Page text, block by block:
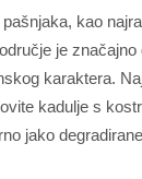
kao
je
karaktera.
kadulje s
jako